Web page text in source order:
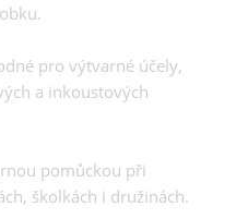
pro výtvarné účely,
a inkoustových
pomůckou při
školkách i družinách.